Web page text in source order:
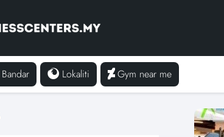
Bandar Lokaliti Gym near me